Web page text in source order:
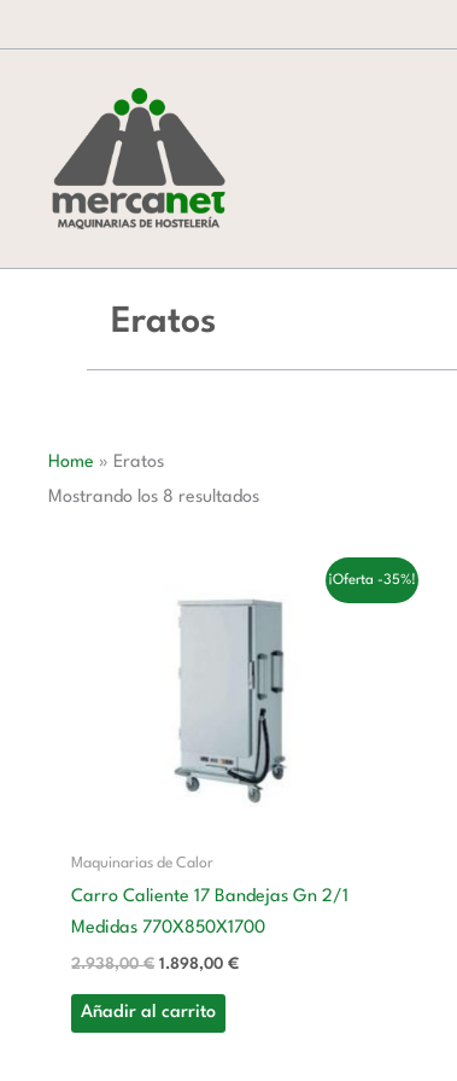
al
Eratos
Home » Eratos
Mostrando los 8 resultados
popularidad
¡Oferta -35%!
Maquinarias de Calor
Carro Caliente 17 Bandejas Gn 2/1
Medidas 770X850X1700
2.938,00€
original
1.898,00€
precio
1.898,00 €.
Añadir al carrito